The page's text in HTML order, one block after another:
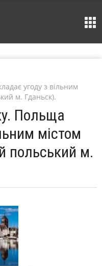
угоду з вільним
м. Гданьск).
Польща
містом
польський м.